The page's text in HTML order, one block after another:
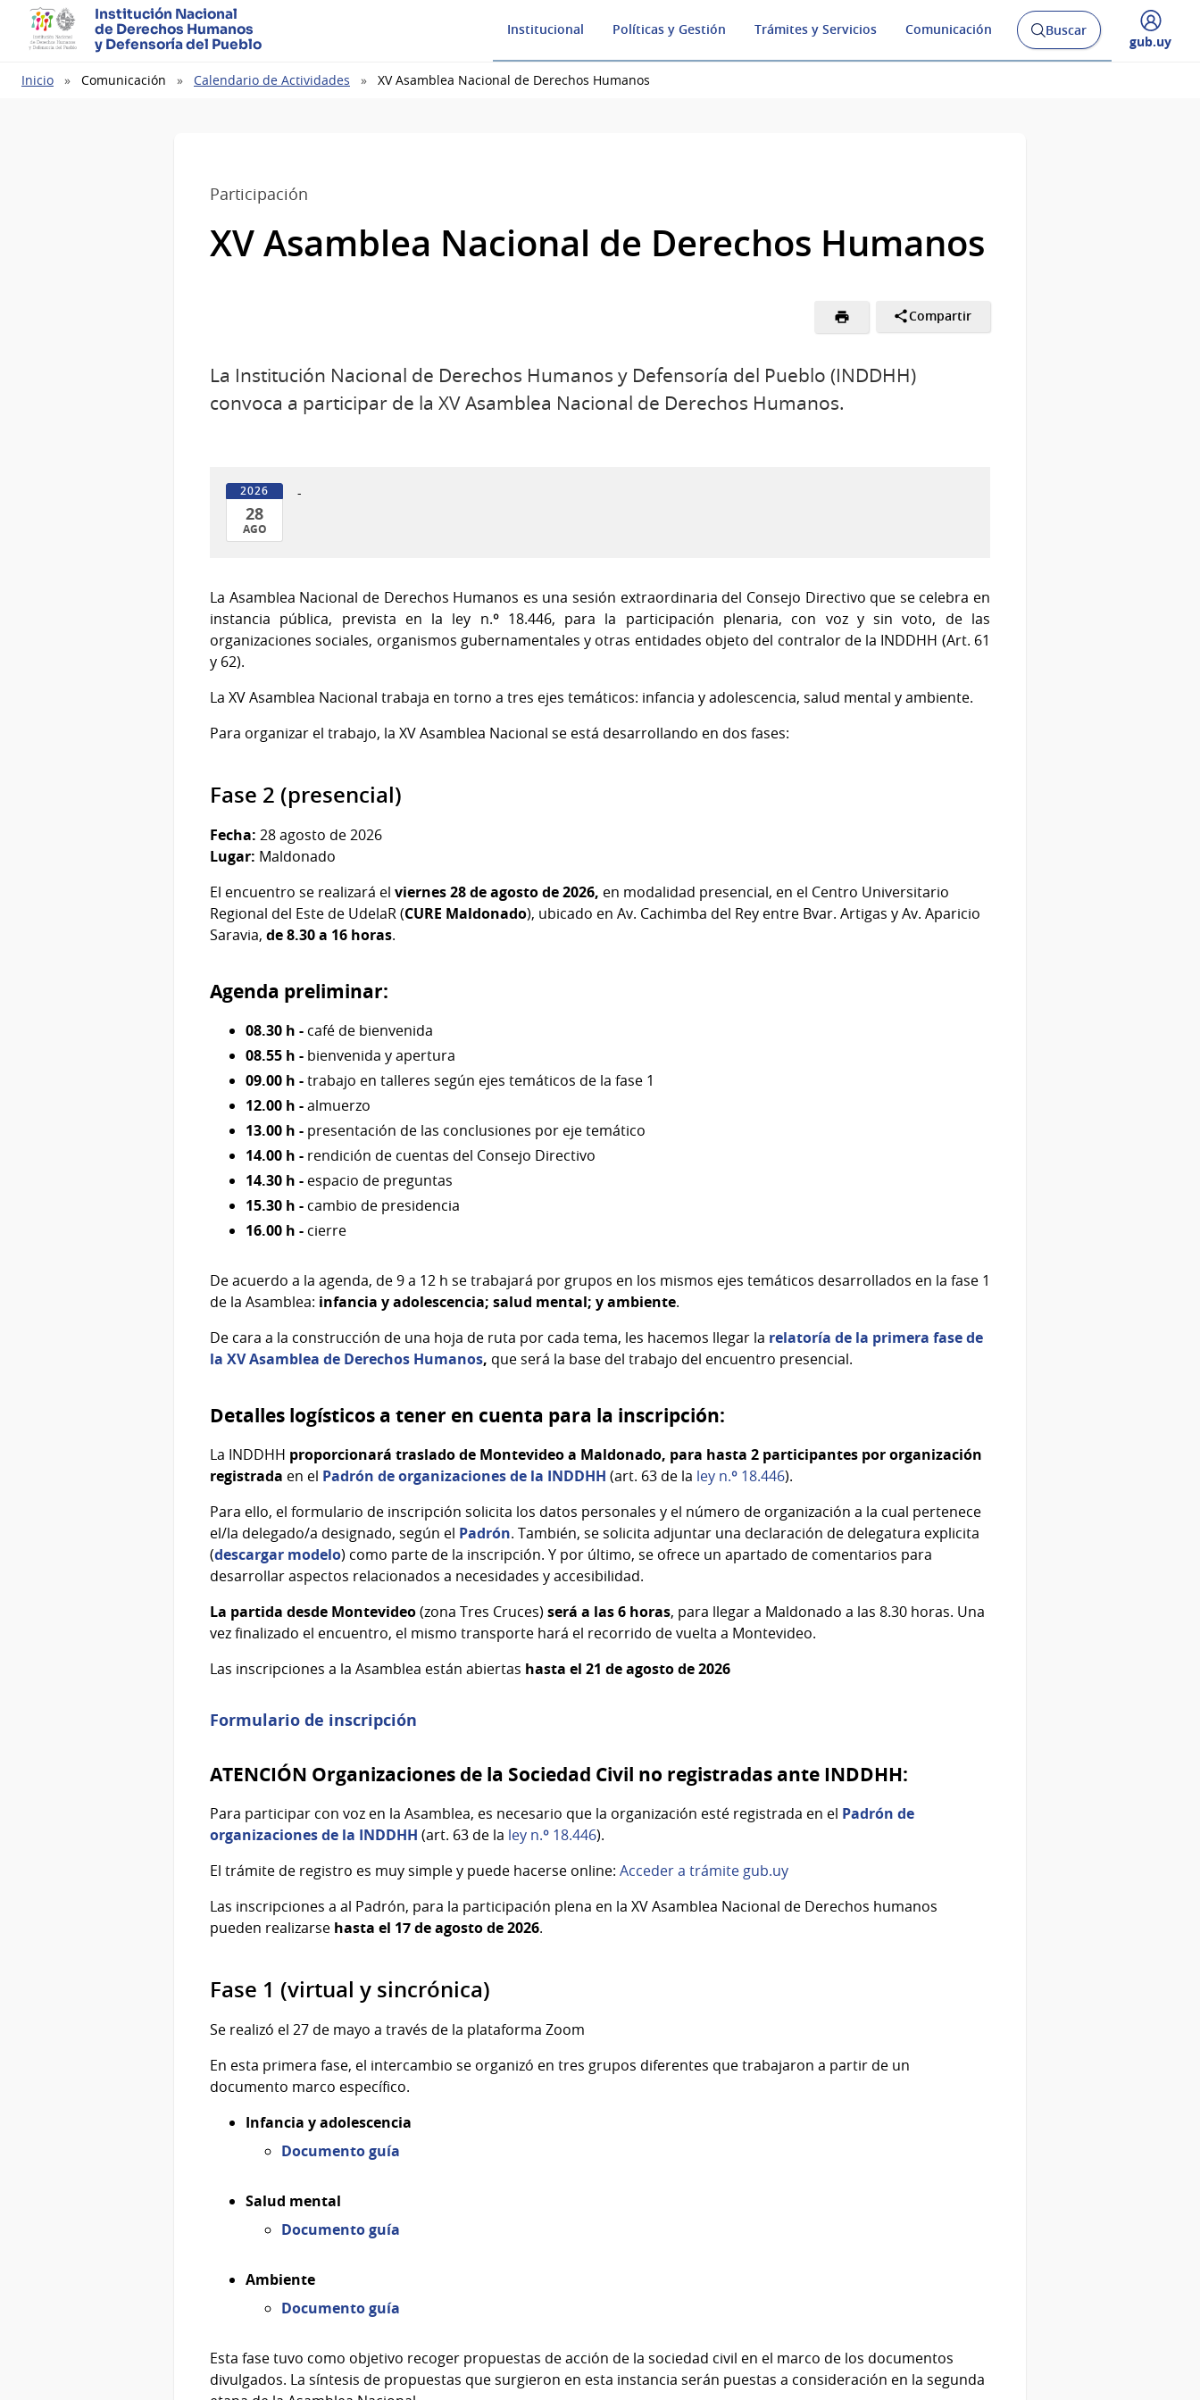
Institución Nacional
de Derechos Humanos
y Defensoría del Pueblo
Institucional Políticas y Gestión Trámites y Servicios Comunicación
Abrir
buscador
Buscar
Desplegar
gub.uy
Ruta
Inicio Comunicación Calendario de Actividades XV Asamblea Nacional de Derechos Humanos
Participación
XV Asamblea Nacional de Derechos Humanos
Compartir
La Institución Nacional de Derechos Humanos y Defensoría del Pueblo (INDDHH)
convoca a participar de la XV Asamblea Nacional de Derechos Humanos.
2026
28
AGO
Ago
del
2026
-
La Asamblea Nacional de Derechos Humanos es una sesión extraordinaria del Consejo Directivo que se celebra en
instancia pública, prevista en la ley n.º 18.446, para la participación plenaria, con voz y sin voto, de las
organizaciones sociales, organismos gubernamentales y otras entidades objeto del contralor de la INDDHH (Art. 61
y 62).
La XV Asamblea Nacional trabaja en torno a tres ejes temáticos: infancia y adolescencia, salud mental y ambiente.
Para organizar el trabajo, la XV Asamblea Nacional se está desarrollando en dos fases:
Fase 2 (presencial)
Fecha: 28agosto de 2026
Lugar: Maldonado
El encuentro se realizará el viernes 28 de agosto de 2026, en modalidad presencial, en el Centro Universitario
Regional del Este de UdelaR (CURE Maldonado), ubicado en Av. Cachimba del Rey entre Bvar. Artigas y Av. Aparicio
Saravia, de 8.30 a 16 horas.
Agenda preliminar:
08.30 h - café de bienvenida
08.55 h - bienvenida y apertura
09.00 h -trabajo en talleres según ejes temáticos de la fase 1
12.00 h -almuerzo
13.00 h - presentación de las conclusiones por eje temático
14.00 h - rendición de cuentas del Consejo Directivo
14.30 h - espacio de preguntas
15.30 h - cambio de presidencia
16.00 h - cierre
De acuerdo a la agenda, de 9 a 12 h se trabajará por grupos en los mismos ejes temáticos desarrollados en la fase 1
de la Asamblea: infancia y adolescencia; salud mental; y ambiente.
De cara a la construcción de una hoja de ruta por cada tema, les hacemos llegar la relatoría de la primera fase de
la XV Asamblea de Derechos Humanos, que será la base del trabajo del encuentro presencial.
Detalles logísticos a tener en cuenta para la inscripción:
La INDDHH proporcionará traslado de Montevideo a Maldonado, para hasta 2 participantes por organización
registrada en el Padrón de organizaciones de la INDDHH (art. 63 de la ley n.º 18.446).
Para ello, el formulario de inscripción solicita los datos personales y el número de organización a la cual pertenece
el/la delegado/a designado, según el Padrón. También, se solicita adjuntar una declaración de delegatura explicita
(descargar modelo) como parte de la inscripción. Y por último, se ofrece un apartado de comentarios para
desarrollar aspectos relacionados a necesidades y accesibilidad.
La partida desde Montevideo(zona Tres Cruces) será a las 6 horas, para llegar a Maldonado a las 8.30 horas. Una
vez finalizado el encuentro, el mismo transporte hará el recorrido de vuelta a Montevideo.
Las inscripciones a la Asamblea están abiertas hasta el 21 de agosto de 2026
Formulario de inscripción
ATENCIÓN Organizaciones de la Sociedad Civil no registradas ante INDDHH:
Para participar con voz en la Asamblea, es necesario que la organización esté registrada en el Padrón de
organizaciones de la INDDHH (art. 63 de la ley n.º 18.446).
El trámite de registro es muy simple y puede hacerse online: Acceder a trámite gub.uy
Las inscripciones a al Padrón, para la participación plena en la XV Asamblea Nacional de Derechos humanos
pueden realizarse hasta el 17 de agosto de 2026.
Fase 1 (virtual y sincrónica)
Se realizó el 27 de mayo a través de la plataforma Zoom
En esta primera fase, el intercambio se organizó en tres grupos diferentes que trabajaron a partir de un
documento marco específico.
Infancia y adolescencia
Documento guía
Salud mental
Documento guía
Ambiente
Documento guía
Esta fase tuvo como objetivo recoger propuestas de acción de la sociedad civil en el marco de los documentos
divulgados. La síntesis de propuestas que surgieron en esta instancia serán puestas a consideración en la segunda